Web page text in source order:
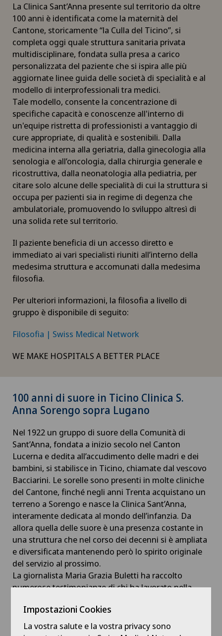
La Clinica Sant’Anna presente sul territorio da oltre
100 anni è identificata come la maternità del
Cantone, storicamente “la Culla del Ticino”, si
completa oggi quale struttura sanitaria privata
multidisciplinare, fondata sulla presa a carico
personalizzata del paziente che si ispira alle più
aggiornate linee guida delle società di specialità e al
modello di interprofessionali tra medici.
Tale modello, consente la concentrazione di
specifiche capacità e conoscenze all'interno di
un'equipe ristretta di professionisti a vantaggio di
cure appropriate, di qualità e sostenibili. Dalla
medicina interna alla geriatria, dalla ginecologia alla
senologia e all’oncologia, dalla chirurgia generale e
ricostruttiva, dalla neonatologia alla pediatria, per
citare solo alcune delle specialità di cui la struttura si
occupa per pazienti sia in regime di degenza che
ambulatoriale, promuovendo lo sviluppo altresì di
una solida rete sul territorio.
Il paziente beneficia di un accesso diretto e
immediato ai vari specialisti riuniti all’interno della
medesima struttura e accomunati dalla medesima
filosofia.
Per ulteriori informazioni, la filosofia a livello di
gruppo è disponibile di seguito:
Filosofia | Swiss Medical Network
WE MAKE HOSPITALS A BETTER PLACE
100 anni di suore in Ticino Clinica S.
Anna Sorengo sopra Lugano
Nel 1922 un gruppo di suore della Comunità di
Sant’Anna, fondata a inizio secolo nel Canton
Lucerna e dedita all’accudimento delle madri e dei
bambini, si stabilisce in Ticino, chiamate dal vescovo
Bacciarini. Le sorelle sono presenti in molte cliniche
del Cantone, finché negli anni Trenta acquistano un
terreno a Sorengo e nasce la Clinica Sant’Anna,
interamente dedicata al mondo dell’infanzia. Da
allora quella delle suore è una presenza costante in
una struttura che nel corso dei decenni si è ampliata
e diversificata mantenendo però lo spirito originale
del servizio al prossimo.
La giornalista Maria Grazia Buletti ha raccolto
numerose testimonianze di chi ha lavorato nella
mosaico che compone una realtà medica vicina al
cuore dei Ticinesi.
Impostazioni Cookies
La vostra salute e la vostra privacy sono